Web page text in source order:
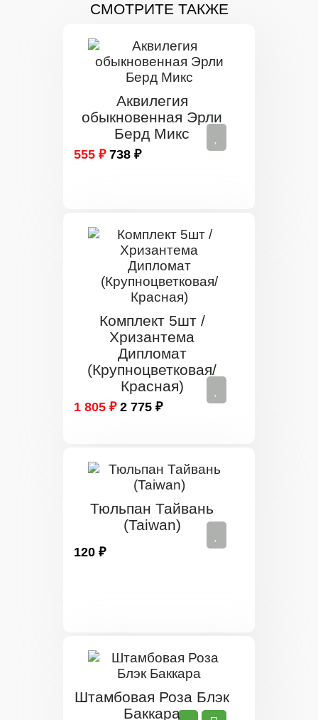
СМОТРИТЕ ТАКЖЕ
Аквилегия
обыкновенная Эрли
Берд Микс
555 ₽ 738 ₽
Комплект 5шт /
Хризантема
Дипломат
(Крупноцветковая/
Красная)
1 805 ₽ 2 775 ₽
Тюльпан Тайвань
(Taiwan)
120 ₽
Штамбовая Роза Блэк
Баккара